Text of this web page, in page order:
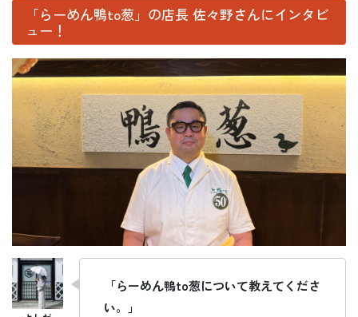
「らーめん鴨to葱」の店長 佐々野さんにインタビ
ュー！
「らーめん鴨to葱について教えてくださ
い。」